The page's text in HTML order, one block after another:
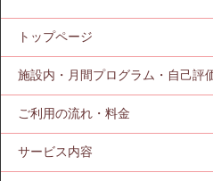
トップページ
施設内・月間プログラム・自己評
ご利用の流れ・料金
サービス内容